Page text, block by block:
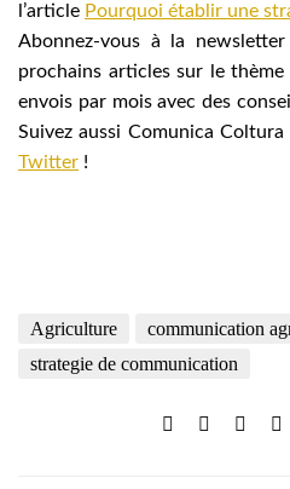
l’article Pourquoi établir une
Abonnez-vous à la
prochains articles sur le
envois par mois avec des
Suivez aussi Comunica Coltura
Twitter !
Agriculture communication
strategie de communication